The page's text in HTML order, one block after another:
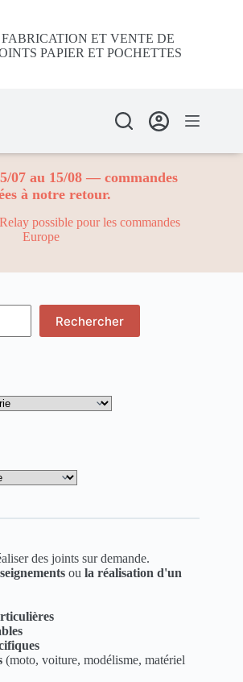
FABRICATION ET VENTE DE
PAPIER ET POCHETTES
07 au 15/08 — commandes
à notre retour.
possible pour les commandes
Europe
Rechercher
des joints sur demande.
ou la réalisation d'un
(moto, voiture, modélisme, matériel